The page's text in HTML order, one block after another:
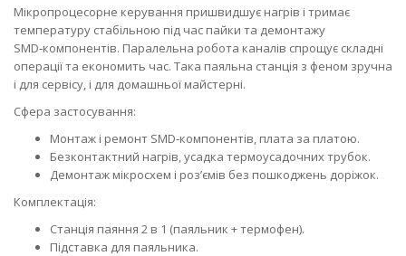
Мікропроцесорне керування пришвидшує нагрів і тримає
температуру стабільною під час пайки та демонтажу
SMD‑компонентів. Паралельна робота каналів спрощує складні
операції та економить час. Така паяльна станція з феном зручна
і для сервісу, і для домашньої майстерні.
Сфера застосування:
Монтаж і ремонт SMD‑компонентів, плата за платою.
Безконтактний нагрів, усадка термоусадочних трубок.
Демонтаж мікросхем і роз’ємів без пошкоджень доріжок.
Комплектація:
Станція паяння 2 в 1 (паяльник + термофен).
Підставка для паяльника.